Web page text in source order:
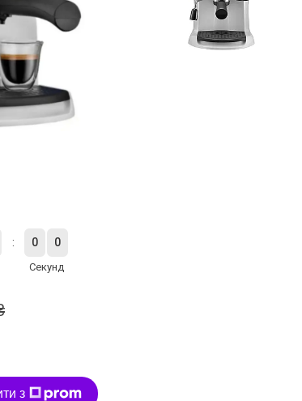
0 0
Секунд
з